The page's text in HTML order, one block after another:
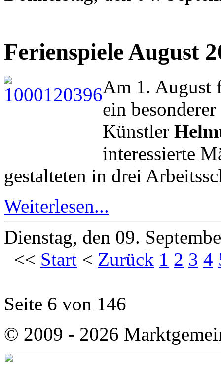
Ferienspiele August
Am 1. August
ein besonderer
Künstler
interessierte
gestalteten in drei
Weiterlesen...
Dienstag, den 09.
<< Start < Zurück 1 2 3 4
Seite 6 von 146
© 2009 - 2026